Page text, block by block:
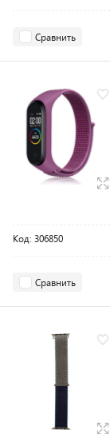
Сравнить
Код: 306850
Сравнить